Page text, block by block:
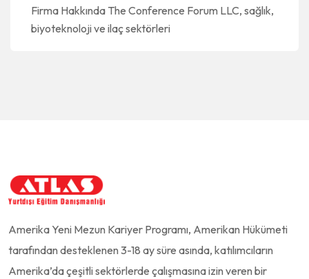
Firma Hakkında The Conference Forum LLC, sağlık,
biyoteknoloji ve ilaç sektörleri
Amerika Yeni Mezun Kariyer Programı, Amerikan Hükümeti
tarafından desteklenen 3-18 ay süre asında, katılımcıların
Amerika’da çeşitli sektörlerde çalışmasına izin veren bir